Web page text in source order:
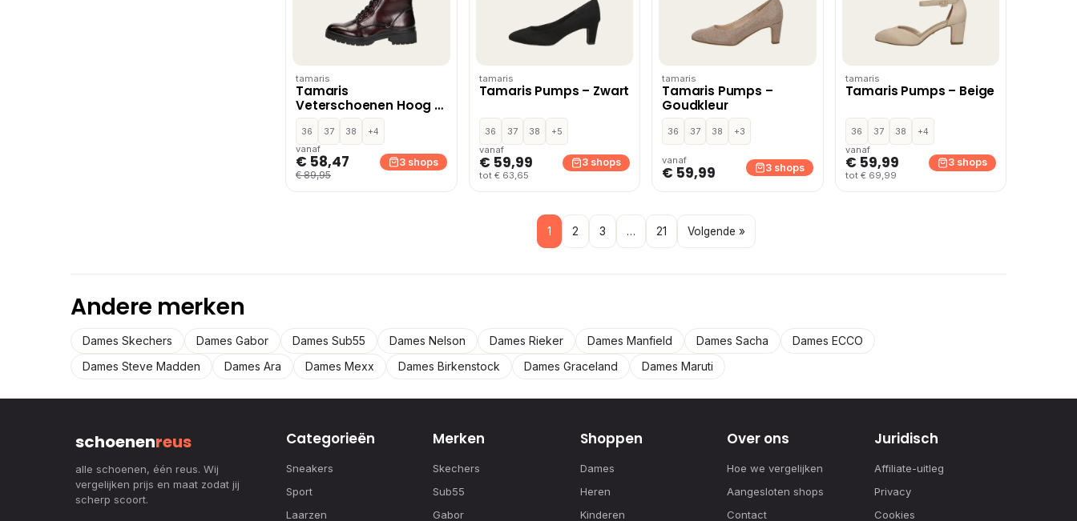
tamaris
Tamaris
Veterschoenen Hoog –
Bordeaux
36 37 38
+4
vanaf
€ 58,47
€ 89,95
3 shops
tamaris
Tamaris Pumps – Zwart
36 37 38
+5
vanaf
€ 59,99
tot € 63,65
3 shops
tamaris
Tamaris Pumps –
Goudkleur
36 37 38 +3
vanaf
€ 59,99 3 shops
tamaris
Tamaris Pumps – Beige
36 37 38
+4
vanaf
€ 59,99
tot € 69,99
3 shops
1 2 3 … 21 Volgende »
Andere merken
Dames Skechers Dames Gabor Dames Sub55 Dames Nelson Dames Rieker Dames Manfield Dames Sacha
Dames ECCO
Dames Steve Madden
Dames Ara Dames Mexx Dames Birkenstock Dames Graceland Dames Maruti
schoenenreus
alle schoenen, één reus. Wij
vergelijken prijs en maat zodat jij
scherp scoort.
Categorieën
Sneakers
Sport
Laarzen
Merken
Skechers
Sub55
Gabor
Shoppen
Dames
Heren
Kinderen
Over ons
Hoe we vergelijken
Aangesloten shops
Contact
Juridisch
Affiliate-uitleg
Privacy
Cookies